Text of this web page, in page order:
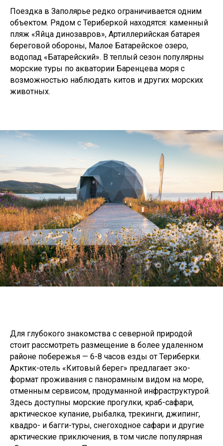
Поездка в Заполярье редко ограничивается одним
объектом. Рядом с Териберкой находятся: каменный
пляж «Яйца динозавров», Артиллерийская батарея
береговой обороны, Малое Батарейское озеро,
водопад «Батарейский». В теплый сезон популярны
морские туры по акватории Баренцева моря с
возможностью наблюдать китов и других морских
животных.
Для глубокого знакомства с северной природой
стоит рассмотреть размещение в более удаленном
районе побережья — 6-8 часов езды от Териберки.
Арктик-отель «Китовый берег» предлагает эко-
формат проживания с панорамным видом на море,
отменным сервисом, продуманной инфраструктурой.
Здесь доступны морские прогулки, краб-сафари,
арктическое купание, рыбалка, трекинги, джипинг,
квадро- и багги-туры, снегоходное сафари и другие
арктические приключения, в том числе популярная